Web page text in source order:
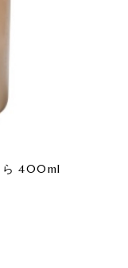
ら 400ml